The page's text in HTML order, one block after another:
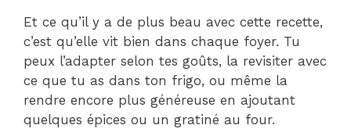
Et ce qu’il y a de plus beau avec cette recette,
c’est qu’elle vit bien dans chaque foyer. Tu
peux l’adapter selon tes goûts, la revisiter avec
ce que tu as dans ton frigo, ou même la
rendre encore plus généreuse en ajoutant
quelques épices ou un gratiné au four.